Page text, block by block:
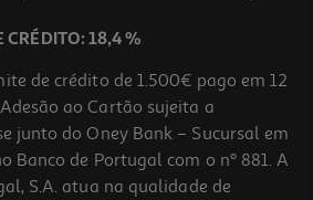
CRÉDITO: 18,4 %
de crédito de 1.500€ pago em 12
ao Cartão sujeita a
junto do Oney Bank – Sucursal em
Banco de Portugal com o nº 881. A
S.A. atua na qualidade de